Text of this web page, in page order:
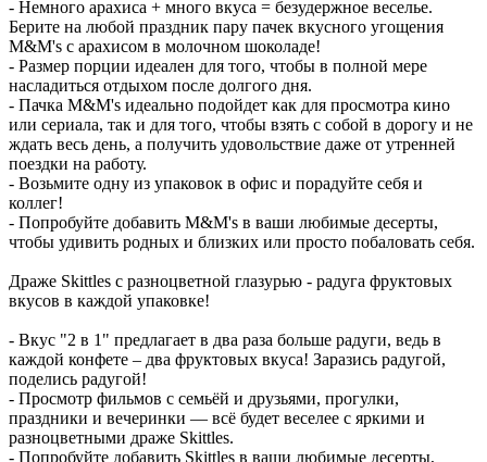
- Немного арахиса + много вкуса = безудержное веселье.
Берите на любой праздник пару пачек вкусного угощения
M&M's с арахисом в молочном шоколаде!
- Размер порции идеален для того, чтобы в полной мере
насладиться отдыхом после долгого дня.
- Пачка M&M's идеально подойдет как для просмотра кино
или сериала, так и для того, чтобы взять с собой в дорогу и не
ждать весь день, а получить удовольствие даже от утренней
поездки на работу.
- Возьмите одну из упаковок в офис и порадуйте себя и
коллег!
- Попробуйте добавить M&M's в ваши любимые десерты,
чтобы удивить родных и близких или просто побаловать себя.
Драже Skittles c разноцветной глазурью - радуга фруктовых
вкусов в каждой упаковке!
- Вкус "2 в 1" предлагает в два раза больше радуги, ведь в
каждой конфете – два фруктовых вкуса! Заразись радугой,
поделись радугой!
- Просмотр фильмов с семьёй и друзьями, прогулки,
праздники и вечеринки — всё будет веселее с яркими и
разноцветными драже Skittles.
- Попробуйте добавить Skittles в ваши любимые десерты,